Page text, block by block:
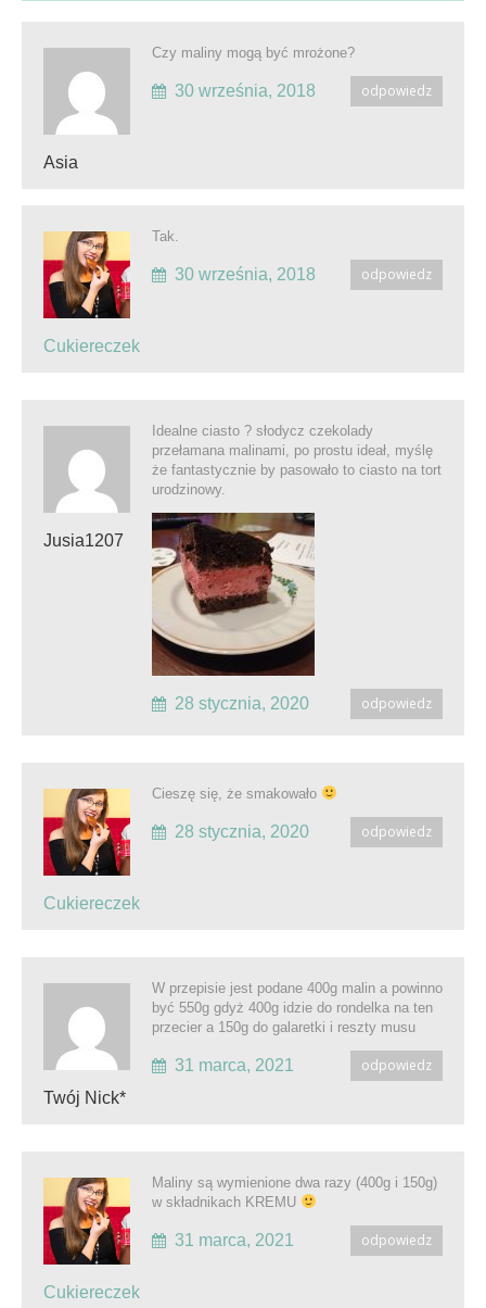
Asia
Czy maliny mogą być mrożone?
odpowiedz
30 września, 2018
Cukiereczek
Tak.
odpowiedz
30 września, 2018
Jusia1207
Idealne ciasto ? słodycz czekolady
przełamana malinami, po prostu ideał, myślę
że fantastycznie by pasowało to ciasto na tort
urodzinowy.
odpowiedz
28 stycznia, 2020
Cukiereczek
Cieszę się, że smakowało
odpowiedz
28 stycznia, 2020
Twój Nick*
W przepisie jest podane 400g malin a powinno
być 550g gdyż 400g idzie do rondelka na ten
przecier a 150g do galaretki i reszty musu
odpowiedz
31 marca, 2021
Cukiereczek
Maliny są wymienione dwa razy (400g i 150g)
w składnikach KREMU
odpowiedz
31 marca, 2021